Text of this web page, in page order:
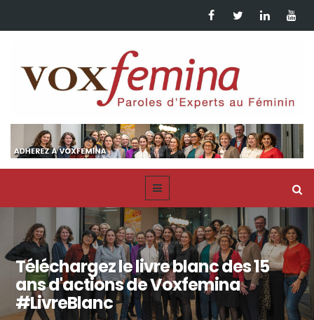
Téléchargez le livre blanc des 15
ans d'actions de Voxfemina
#LivreBlanc